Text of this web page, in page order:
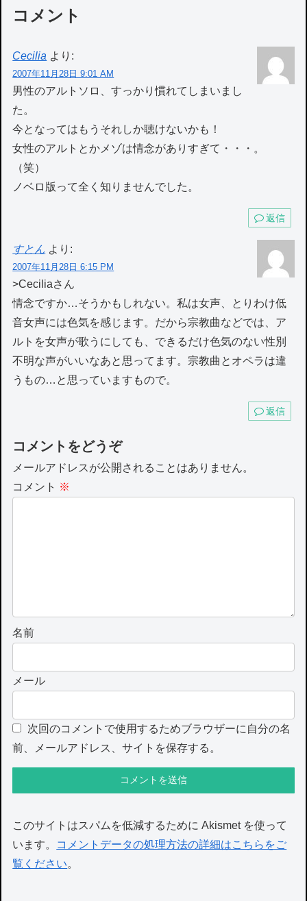
コメント
Cecilia より:
2007年11月28日 9:01 AM
男性のアルトソロ、すっかり慣れてしまいまし
た。
今となってはもうそれしか聴けないかも！
女性のアルトとかメゾは情念がありすぎて・・・。
（笑）
ノベロ版って全く知りませんでした。
返信
すとん より:
2007年11月28日 6:15 PM
>Ceciliaさん
情念ですか…そうかもしれない。私は女声、とりわけ低
音女声には色気を感じます。だから宗教曲などでは、ア
ルトを女声が歌うにしても、できるだけ色気のない性別
不明な声がいいなあと思ってます。宗教曲とオペラは違
うもの…と思っていますもので。
返信
コメントをどうぞ
メールアドレスが公開されることはありません。
コメント ※
名前
メール
次回のコメントで使用するためブラウザーに自分の名
前、メールアドレス、サイトを保存する。
このサイトはスパムを低減するために Akismet を使って
います。
コメントデータの処理方法の詳細はこちらをご
覧ください。